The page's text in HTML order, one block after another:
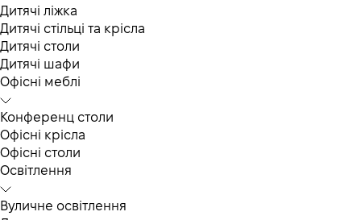
Дитячі ліжка
Дитячі стільці та крісла
Дитячі столи
Дитячі шафи
Офісні меблі
Конференц столи
Офісні крісла
Офісні столи
Освітлення
Вуличне освітлення